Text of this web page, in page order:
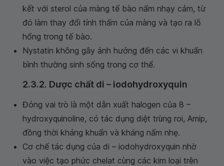
kết với sterol của màng tế bào nấm nhạy cảm, từ
đó làm thay đổi tính thấm của màng và tạo ra lỗ
hổng trong tế bào.
Nystatin không gây ảnh hưởng đến các vi khuẩn
bình thường sinh sống trong cơ thể.
2.3.2. Dược chất di – iodohydroxyquin
Đóng vai trò là một dẫn xuất halogen của 8 –
hydroxyquinoline, có tác dụng diệt trùng roi, Amip,
đồng thời kháng khuẩn và kháng nấm nhẹ.
Cơ chế tác dụng của di – iodohydroxyquin nhờ
vào việc tạo phức chelat cùng các kim loại trên